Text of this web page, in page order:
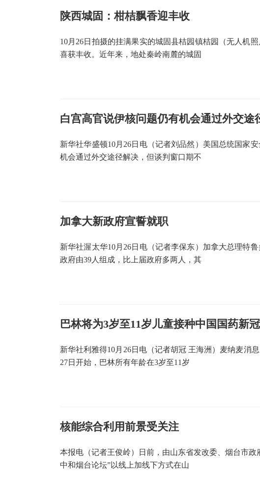
陕西城固：柑桔飘香迎丰收
10月26日拍摄的挂满果实的城固县桔园镇桔园（无人机
喜获丰收。近年来，地处秦岭南麓的城固
白宫高官说伊核问题仍有机会通过外交途
新华社华盛顿10月26日电（记者刘品然）美国总统国家
机会通过外交途径解决，但谈判窗口期不
加拿大新政府宣誓就职
新华社渥太华10月26日电（记者李保东）加拿大总理特
政府由39人组成，比上届政府多两人，其
巴林将为3岁至11岁儿童接种中国国药新
新华社利雅得10月26日电（记者胡冠 王海洲）麦纳麦消
27日开始，巴林所有年龄在3岁至11岁
核能综合利用前景受关注
本报电（记者王俊岭）日前，由山东省发改委、烟台市
中和烟台论坛”以线上加线下方式在山